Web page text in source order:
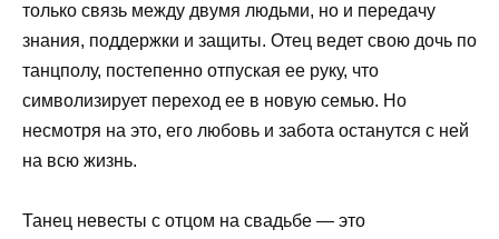
только связь между двумя людьми, но и передачу
знания, поддержки и защиты. Отец ведет свою дочь по
танцполу, постепенно отпуская ее руку, что
символизирует переход ее в новую семью. Но
несмотря на это, его любовь и забота останутся с ней
на всю жизнь.
Танец невесты с отцом на свадьбе — это